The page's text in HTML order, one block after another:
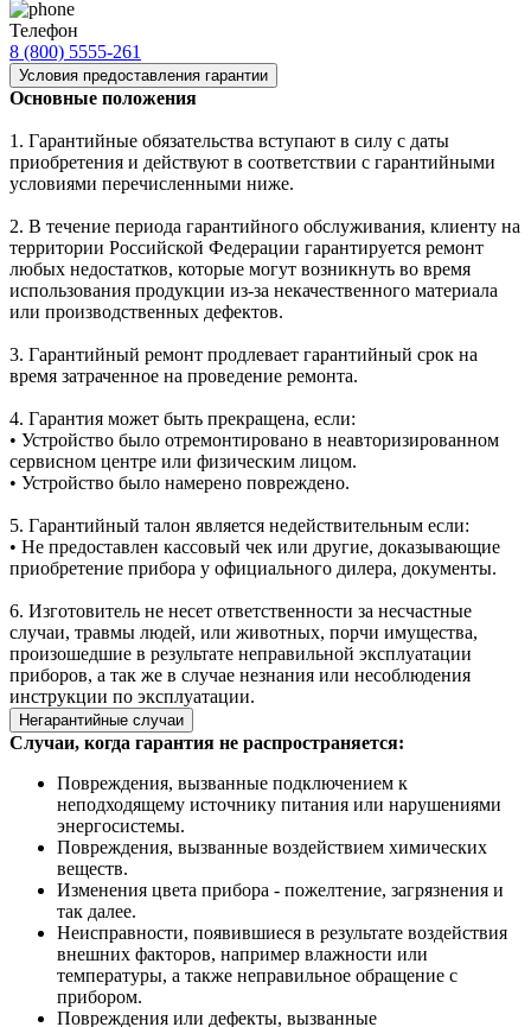
Телефон
8 (800) 5555-261
Условия предоставления гарантии
Основные положения
1. Гарантийные обязательства вступают в силу с даты
приобретения и действуют в соответствии с гарантийными
условиями перечисленными ниже.
2. В течение периода гарантийного обслуживания, клиенту на
территории Российской Федерации гарантируется ремонт
любых недостатков, которые могут возникнуть во время
использования продукции из-за некачественного материала
или производственных дефектов.
3. Гарантийный ремонт продлевает гарантийный срок на
время затраченное на проведение ремонта.
4. Гарантия может быть прекращена, если:
• Устройство было отремонтировано в неавторизированном
сервисном центре или физическим лицом.
• Устройство было намерено повреждено.
5. Гарантийный талон является недействительным если:
• Не предоставлен кассовый чек или другие, доказывающие
приобретение прибора у официального дилера, документы.
6. Изготовитель не несет ответственности за несчастные
случаи, травмы людей, или животных, порчи имущества,
произошедшие в результате неправильной эксплуатации
приборов, а так же в случае незнания или несоблюдения
инструкции по эксплуатации.
Негарантийные случаи
Случаи, когда гарантия не распространяется:
Повреждения, вызванные подключением к
неподходящему источнику питания или нарушениями
энергосистемы.
Повреждения, вызванные воздействием химических
веществ.
Изменения цвета прибора - пожелтение, загрязнения и
так далее.
Неисправности, появившиеся в результате воздействия
внешних факторов, например влажности или
температуры, а также неправильное обращение с
прибором.
Повреждения или дефекты, вызванные